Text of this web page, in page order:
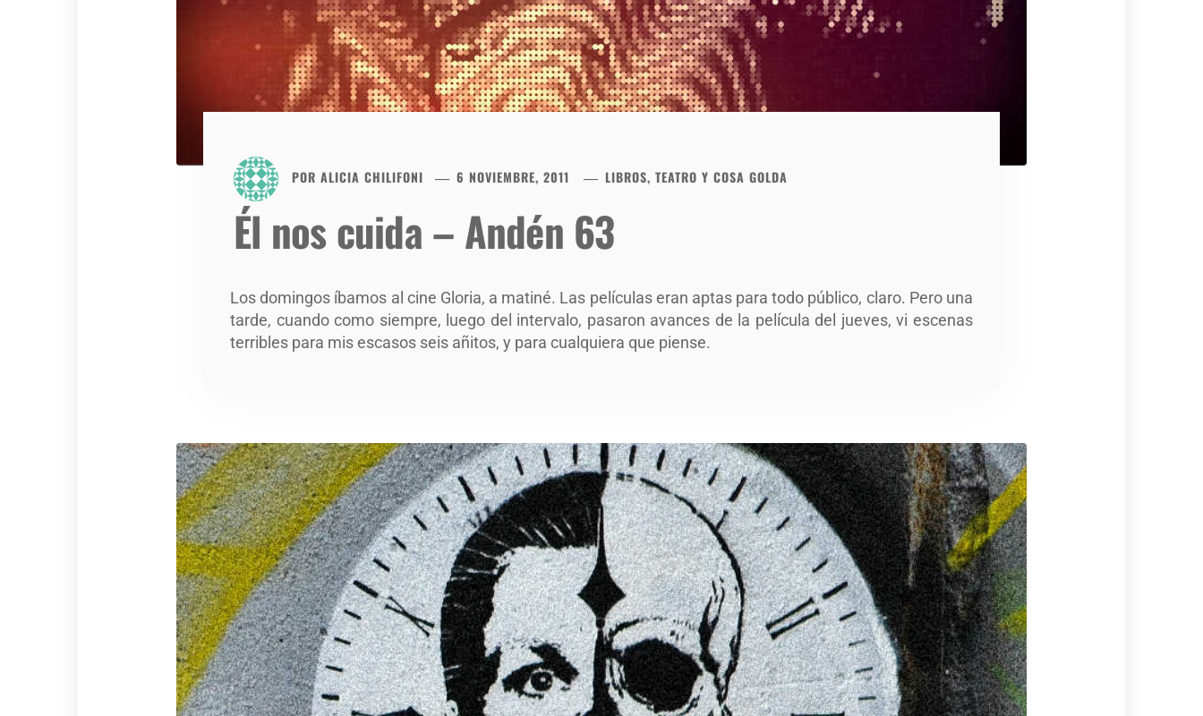
POR ALICIA CHILIFONI 6 NOVIEMBRE, 2011 LIBROS, TEATRO Y COSA GOLDA
Él nos cuida – Andén 63
Los domingos íbamos al cine Gloria, a matiné. Las películas eran aptas para todo público, claro. Pero una
tarde, cuando como siempre, luego del intervalo, pasaron avances de la película del jueves, vi escenas
terribles para mis escasos seis añitos, y para cualquiera que piense.